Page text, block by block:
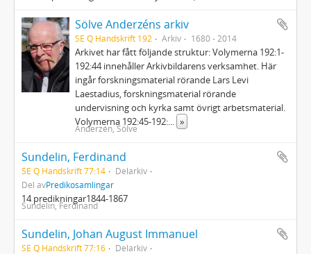
Sölve Anderzéns arkiv
SE Q Handskrift 192 Arkiv 1680 - 2014
Arkivet har fått följande struktur: Volymerna 192:1-
192:44 innehåller Arkivbildarens verksamhet. Här
ingår forskningsmaterial rörande Lars Levi
Laestadius, forskningsmaterial rörande
undervisning och kyrka samt övrigt arbetsmaterial.
Volymerna 192:45-192:... »
Anderzén, Sölve
Sundelin, Ferdinand
SE Q Handskrift 77:14
Delarkiv
Del avPredikosamlingar
14 predikningar1844-1867
Sundelin, Ferdinand
Sundelin, Johan August Immanuel
SE Q Handskrift 77:16
Delarkiv